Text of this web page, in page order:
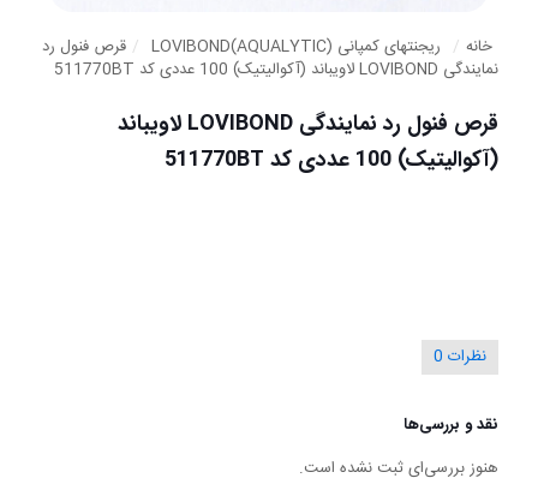
خانه / ریجنتهای کمپانی LOVIBOND(AQUALYTIC) / قرص فنول رد
نمایندگی LOVIBOND لاویباند (آکوالیتیک) 100 عددی کد 511770BT
قرص فنول رد نمایندگی LOVIBOND لاویباند
(آکوالیتیک) 100 عددی کد 511770BT
نظرات 0
نقد و بررسی‌ها
هنوز بررسی‌ای ثبت نشده است.